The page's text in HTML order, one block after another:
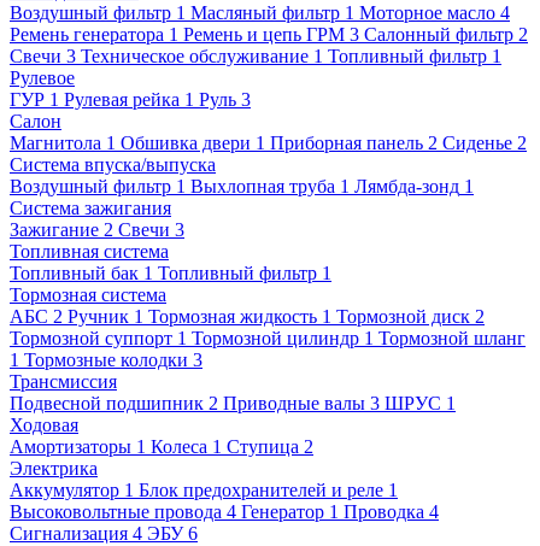
Воздушный фильтр 1 Масляный фильтр 1 Моторное масло 4
Ремень генератора 1 Ремень и цепь ГРМ 3 Салонный фильтр 2
Свечи 3 Техническое обслуживание 1 Топливный фильтр 1
Рулевое
ГУР 1 Рулевая рейка 1 Руль 3
Салон
Магнитола 1 Обшивка двери 1 Приборная панель 2 Сиденье 2
Система впуска/выпуска
Воздушный фильтр 1 Выхлопная труба 1 Лямбда-зонд 1
Система зажигания
Зажигание 2 Свечи 3
Топливная система
Топливный бак 1 Топливный фильтр 1
Тормозная система
АБС 2 Ручник 1 Тормозная жидкость 1 Тормозной диск 2
Тормозной суппорт 1 Тормозной цилиндр 1 Тормозной шланг
1 Тормозные колодки 3
Трансмиссия
Подвесной подшипник 2 Приводные валы 3 ШРУС 1
Ходовая
Амортизаторы 1 Колеса 1 Ступица 2
Электрика
Аккумулятор 1 Блок предохранителей и реле 1
Высоковольтные провода 4 Генератор 1 Проводка 4
Сигнализация 4 ЭБУ 6